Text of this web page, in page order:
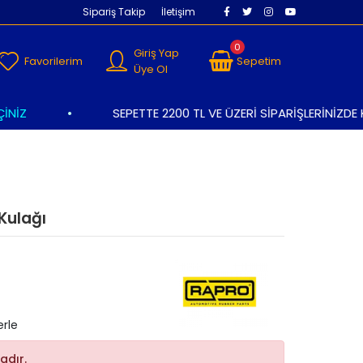
SEPETTE 2200 TL VE ÜZERİ SİPARİŞLERİNİZDE
Sipariş Takip İletişim
Favorilerim
Giriş Yap
Üye Ol
0
Sepetim